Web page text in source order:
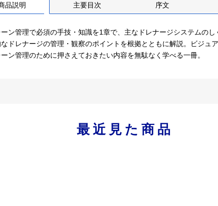
品説明 主要目次 序文
ーン管理で必須の手技・知識を1章で、主なドレナージシステムの
ドレナージの管理・観察のポイントを根拠とともに解説。ビジュ
ーン管理のために押さえておきたい内容を無駄なく学べる一冊。
最近見た商品